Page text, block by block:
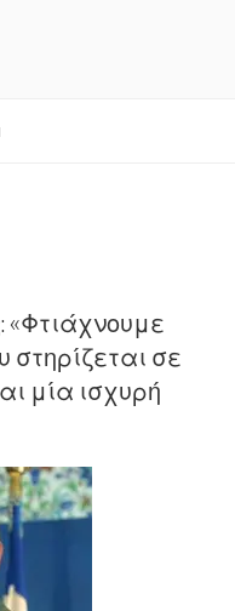
«Φτιάχνουμε
σε
μία ισχυρή